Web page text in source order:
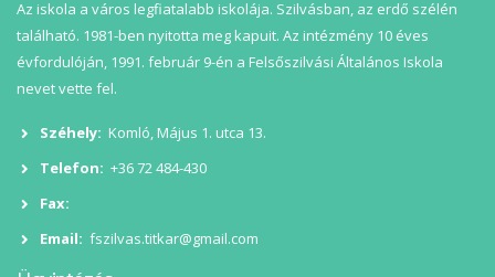
Az iskola a város legfiatalabb iskolája. Szilvásban, az erdő szélén
található. 1981-ben nyitotta meg kapuit. Az intézmény 10 éves
évfordulóján, 1991. február 9-én a Felsőszilvási Általános Iskola
nevet vette fel.
Széhely: Komló, Május 1. utca 13.
Telefon: +36 72 484-430
Fax:
Email: fszilvas.titkar@gmail.com